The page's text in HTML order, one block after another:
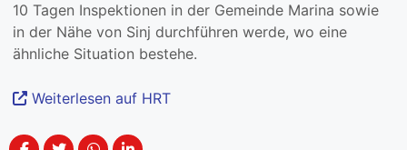
10 Tagen Inspektionen in der Gemeinde Marina sowie
in der Nähe von Sinj durchführen werde, wo eine
ähnliche Situation bestehe.
Weiterlesen auf HRT